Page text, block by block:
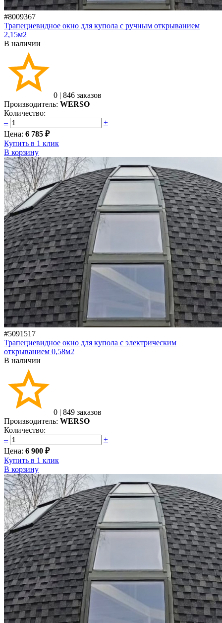
#8009367
Трапециевидное окно для купола с ручным открыванием
2,15м2
В наличии
0 | 846 заказов
Производитель: WERSO
Количество:
–
+
Цена: 6 785 ₽
Купить в 1 клик
В корзину
#5091517
Трапециевидное окно для купола с электрическим
открыванием 0,58м2
В наличии
0 | 849 заказов
Производитель: WERSO
Количество:
–
+
Цена: 6 900 ₽
Купить в 1 клик
В корзину